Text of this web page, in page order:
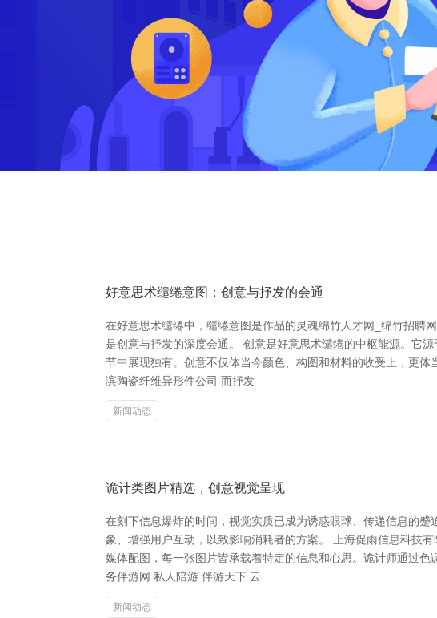
好意思术缱绻意图：创意与抒发的会通
在好意思术缱绻中，缱绻意图是作品的灵魂绵竹人才网_绵竹招聘
是创意与抒发的深度会通。 创意是好意思术缱绻的中枢能源。它
节中展现独有。创意不仅体当今颜色、构图和材料的收受上，更
滨陶瓷纤维异形件公司 而抒发
新闻动态
诡计类图片精选，创意视觉呈现
在刻下信息爆炸的时间，视觉实质已成为诱惑眼球、传递信息的
象、增强用户互动，以致影响消耗者的方案。 上海促雨信息科技
媒体配图，每一张图片皆承载着特定的信息和心思。诡计师通过
务伴游网 私人陪游 伴游天下 云
新闻动态